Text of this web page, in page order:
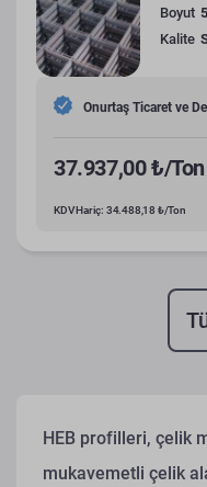
Boyut
Kalite
Onurtaş Ticaret ve
37.937,00 ₺/Ton
KDV Hariç: 34.488,18 ₺/Ton
HEB profilleri, çelik
mukavemetli çelik